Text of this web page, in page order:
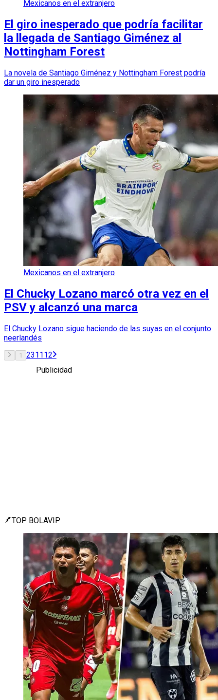
Mexicanos en el extranjero
El giro inesperado que podría facilitar
la llegada de Santiago Giménez al
Nottingham Forest
La novela de Santiago Giménez y Nottingham Forest podría
dar un giro inesperado
Mexicanos en el extranjero
El Chucky Lozano marcó otra vez en el
PSV y alcanzó una marca
El Chucky Lozano sigue haciendo de las suyas en el conjunto
neerlandés
1 231112
Publicidad
TOP BOLAVIP